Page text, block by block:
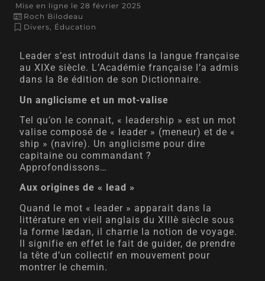
Mise en ligne le28 février 2025
Roch Bilodeau
Divers, Éducation
Leader s’est introduit dans la langue française
au XIXe siècle. L’Académie française l’a admis
dans la 8e édition de son Dictionnaire.
Un anglicisme et un mot-valise
Tel qu’on le connait, « leadership » est un mot
valise composé de « leader » (meneur) et de «
ship » (navire). Un anglicisme pour dire
capitaine ou commandant ?
Approfondissons…
Aux origines de « lead »
Quand le mot « leader » apparait dans la
littérature en vieil anglais du XIIIè siècle sous
la forme lædan, il charrie la notion de voyage.
Il signifie en effet le fait de guider, de prendre
la tête d’un collectif en mouvement pour
montrer le chemin.